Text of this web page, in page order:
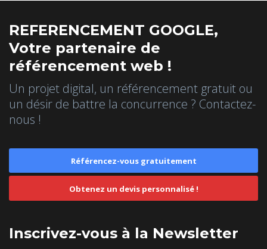
REFERENCEMENT GOOGLE,
Votre partenaire de
référencement web !
Un projet digital, un référencement gratuit ou
un désir de battre la concurrence ? Contactez-
nous !
Référencez-vous gratuitement
Obtenez un devis personnalisé !
Inscrivez-vous à la Newsletter